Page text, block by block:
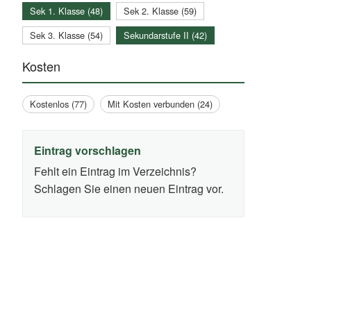
Sek 1. Klasse (48)
Sek 2. Klasse (59)
Sek 3. Klasse (54)
Sekundarstufe II (42)
Kosten
Kostenlos (77) Mit Kosten verbunden (24)
Eintrag vorschlagen
Fehlt ein Eintrag im Verzeichnis?
Schlagen Sie einen neuen Eintrag vor.